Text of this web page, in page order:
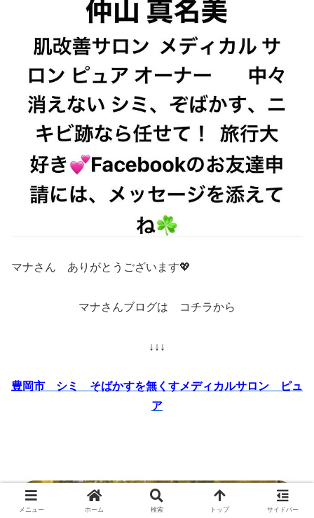
マナさん ありがとうございます💖
マナさんブログは コチラから
↓↓↓
豊岡市 シミ そばかすを無くすメディカルサロン ピュ
ア
メニュー ホーム 検索 トップ サイドバー